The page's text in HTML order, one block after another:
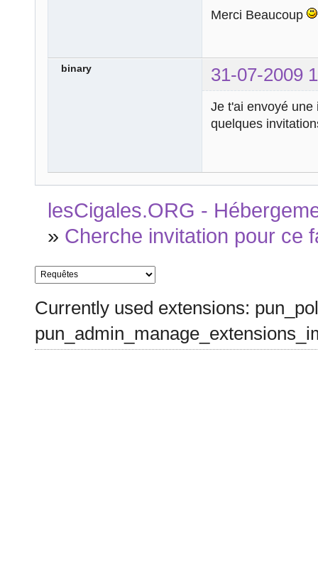
Merci Beaucoup
binary 31-07-2009
Je t'ai envoyé une
quelques
lesCigales.ORG -
» Cherche invitation pour ce
Currently used extensions: